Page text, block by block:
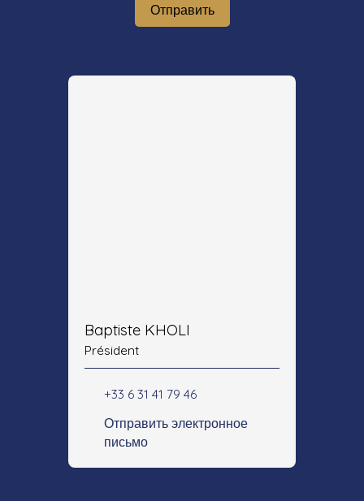
Отправить
Baptiste KHOLI
Président
+33 6 31 41 79 46
Отправить электронное
письмо